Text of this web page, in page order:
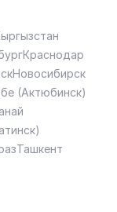
Краснодар
Новосибирск
(Актюбинск)
Ташкент